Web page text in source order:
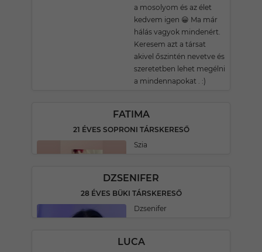
a mosolyom és az élet
kedvem igen 😀 Ma már
hálás vagyok mindenért.
Keresem azt a társat
akivel őszintén nevetve és
szeretetben lehet megélni
a mindennapokat . :)
FATIMA
21 ÉVES SOPRONI TÁRSKERESŐ
Szia
DZSENIFER
28 ÉVES BÜKI TÁRSKERESŐ
Dzsenifer
LUCA